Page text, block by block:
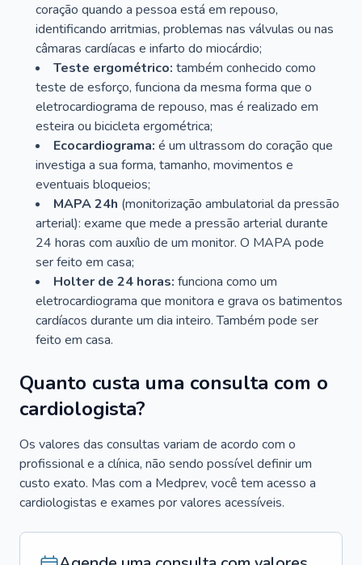
coração quando a pessoa está em repouso,
identificando arritmias, problemas nas válvulas ou nas
câmaras cardíacas e infarto do miocárdio;
Teste ergométrico: também conhecido como
teste de esforço, funciona da mesma forma que o
eletrocardiograma de repouso, mas é realizado em
esteira ou bicicleta ergométrica;
Ecocardiograma: é um ultrassom do coração que
investiga a sua forma, tamanho, movimentos e
eventuais bloqueios;
MAPA 24h (monitorização ambulatorial da pressão
arterial): exame que mede a pressão arterial durante
24 horas com auxílio de um monitor. O MAPA pode
ser feito em casa;
Holter de 24 horas: funciona como um
eletrocardiograma que monitora e grava os batimentos
cardíacos durante um dia inteiro. Também pode ser
feito em casa.
Quanto custa uma consulta com o
cardiologista?
Os valores das consultas variam de acordo com o
profissional e a clínica, não sendo possível definir um
custo exato. Mas com a Medprev, você tem acesso a
cardiologistas e exames por valores acessíveis.